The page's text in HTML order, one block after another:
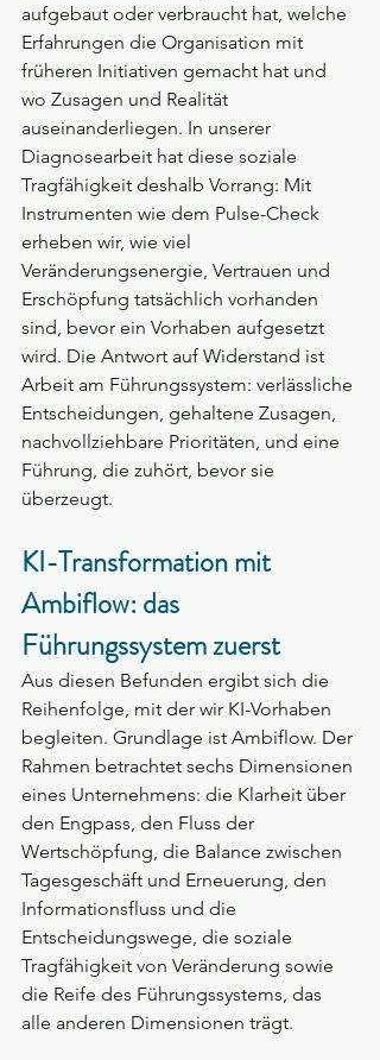
aufgebaut oder verbraucht hat, welche
Erfahrungen die Organisation mit
früheren Initiativen gemacht hat und
wo Zusagen und Realität
auseinanderliegen. In unserer
Diagnosearbeit hat diese soziale
Tragfähigkeit deshalb Vorrang: Mit
Instrumenten wie dem Pulse-Check
erheben wir, wie viel
Veränderungsenergie, Vertrauen und
Erschöpfung tatsächlich vorhanden
sind, bevor ein Vorhaben aufgesetzt
wird. Die Antwort auf Widerstand ist
Arbeit am Führungssystem: verlässliche
Entscheidungen, gehaltene Zusagen,
nachvollziehbare Prioritäten, und eine
Führung, die zuhört, bevor sie
überzeugt.
KI-Transformation mit
Ambiflow: das
Führungssystem zuerst
Aus diesen Befunden ergibt sich die
Reihenfolge, mit der wir KI-Vorhaben
begleiten. Grundlage ist Ambiflow. Der
Rahmen betrachtet sechs Dimensionen
eines Unternehmens: die Klarheit über
den Engpass, den Fluss der
Wertschöpfung, die Balance zwischen
Tagesgeschäft und Erneuerung, den
Informationsfluss und die
Entscheidungswege, die soziale
Tragfähigkeit von Veränderung sowie
die Reife des Führungssystems, das
alle anderen Dimensionen trägt.